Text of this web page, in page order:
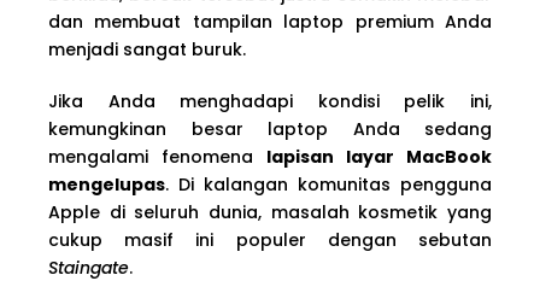
dan membuat tampilan laptop premium Anda
menjadi sangat buruk.
Jika Anda menghadapi kondisi pelik ini,
kemungkinan besar laptop Anda sedang
mengalami fenomena lapisan layar MacBook
mengelupas. Di kalangan komunitas pengguna
Apple di seluruh dunia, masalah kosmetik yang
cukup masif ini populer dengan sebutan
Staingate.